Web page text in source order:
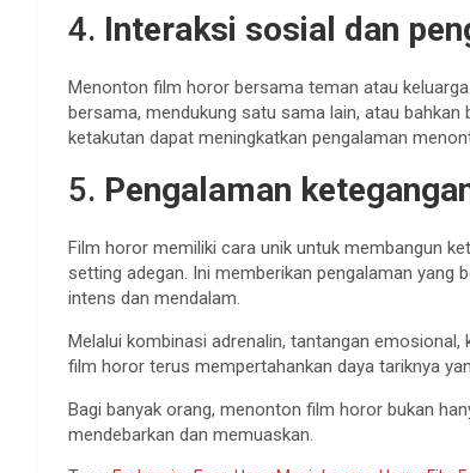
4. Interaksi sosial dan
Menonton film horor bersama teman atau
bersama, mendukung satu sama lain, atau
ketakutan dapat meningkatkan pengalaman
5. Pengalaman
Film horor memiliki cara unik untuk membangun
setting adegan. Ini memberikan pengalaman yang
intens dan mendalam.
Melalui kombinasi adrenalin, tantangan
film horor terus mempertahankan daya tariknya
Bagi banyak orang, menonton film horor bukan
mendebarkan dan memuaskan.